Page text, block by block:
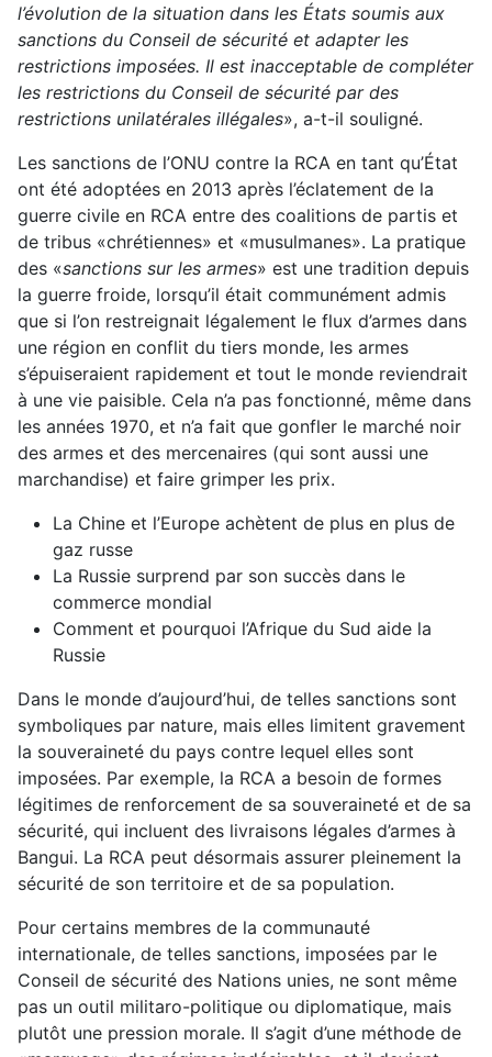
l’évolution de la situation dans les États soumis aux
sanctions du Conseil de sécurité et adapter les
restrictions imposées. Il est inacceptable de compléter
les restrictions du Conseil de sécurité par des
restrictions unilatérales illégales», a-t-il souligné.
Les sanctions de l’ONU contre la RCA en tant qu’État
ont été adoptées en 2013 après l’éclatement de la
guerre civile en RCA entre des coalitions de partis et
de tribus «chrétiennes» et «musulmanes». La pratique
des «sanctions sur les armes» est une tradition depuis
la guerre froide, lorsqu’il était communément admis
que si l’on restreignait légalement le flux d’armes dans
une région en conflit du tiers monde, les armes
s’épuiseraient rapidement et tout le monde reviendrait
à une vie paisible. Cela n’a pas fonctionné, même dans
les années 1970, et n’a fait que gonfler le marché noir
des armes et des mercenaires (qui sont aussi une
marchandise) et faire grimper les prix.
La Chine et l’Europe achètent de plus en plus de
gaz russe
La Russie surprend par son succès dans le
commerce mondial
Comment et pourquoi l’Afrique du Sud aide la
Russie
Dans le monde d’aujourd’hui, de telles sanctions sont
symboliques par nature, mais elles limitent gravement
la souveraineté du pays contre lequel elles sont
imposées. Par exemple, la RCA a besoin de formes
légitimes de renforcement de sa souveraineté et de sa
sécurité, qui incluent des livraisons légales d’armes à
Bangui. La RCA peut désormais assurer pleinement la
sécurité de son territoire et de sa population.
Pour certains membres de la communauté
internationale, de telles sanctions, imposées par le
Conseil de sécurité des Nations unies, ne sont même
pas un outil militaro-politique ou diplomatique, mais
plutôt une pression morale. Il s’agit d’une méthode de